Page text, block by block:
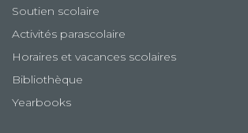
Soutien scolaire
Activités parascolaire
Horaires et vacances scolaires
Bibliothèque
Yearbooks